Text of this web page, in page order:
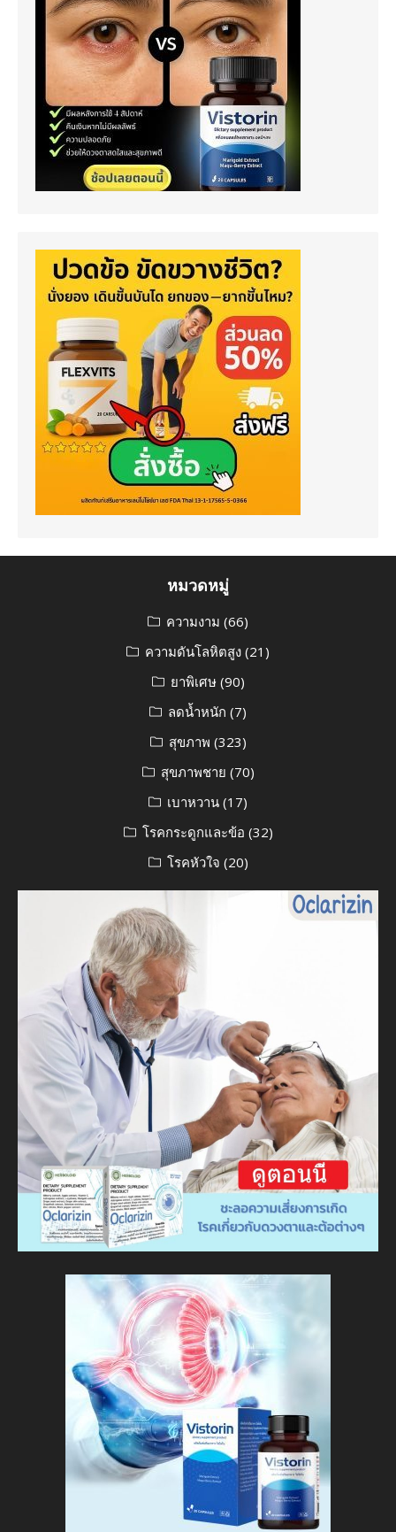
หมวดหมู่
ความงาม (66)
ความดันโลหิตสูง (21)
ยาพิเศษ(90)
ลดน้ำหนัก (7)
สุขภาพ (323)
สุขภาพชาย (70)
เบาหวาน (17)
โรคกระดูกและข้อ (32)
โรคหัวใจ (20)